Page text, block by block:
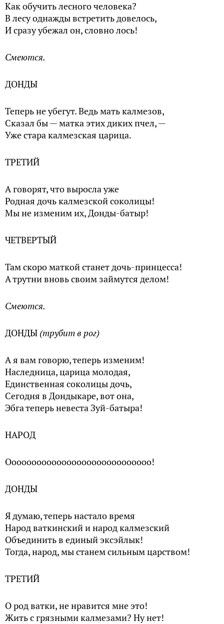
Как обучить лесного человека?
В лесу однажды встретить довелось,
И сразу убежал он, словно лось!
Смеются.
ДОНДЫ
Теперь не убегут. Ведь мать калмезов,
Сказал бы — матка этих диких пчел, —
Уже стара калмезская царица.
ТРЕТИЙ
А говорят, что выросла уже
Родная дочь калмезской соколицы!
Мы не изменим их, Донды-батыр!
ЧЕТВЕРТЫЙ
Там скоро маткой станет дочь-принцесса!
А трутни вновь своим займутся делом!
Смеются.
ДОНДЫ (трубит в рог)
А я вам говорю, теперь изменим!
Наследница, царица молодая,
Единственная соколицы дочь,
Сегодня в Дондыкаре, вот она,
Эбга теперь невеста Зуй-батыра!
НАРОД
Ооооооооооооооооооооооооооооо!
ДОНДЫ
Я думаю, теперь настало время
Народ ваткинский и народ калмезский
Объединить в единый эксэйлык!
Тогда, народ, мы станем сильным царством!
ТРЕТИЙ
О род ватки, не нравится мне это!
Жить с грязными калмезами? Ну нет!